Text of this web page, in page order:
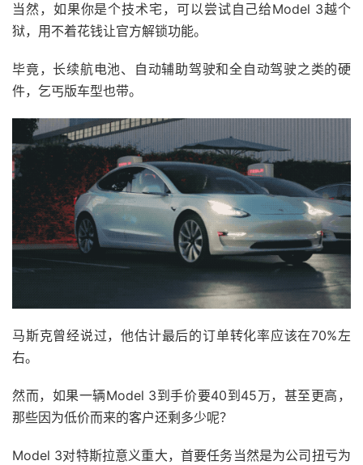
当然，如果你是个技术宅，可以尝试自己给Model 3越个
狱，用不着花钱让官方解锁功能。
毕竟，长续航电池、自动辅助驾驶和全自动驾驶之类的硬
件，乞丐版车型也带。
马斯克曾经说过，他估计最后的订单转化率应该在70%左
右。
然而，如果一辆Model 3到手价要40到45万，甚至更高，
那些因为低价而来的客户还剩多少呢？
Model 3对特斯拉意义重大，首要任务当然是为公司扭亏为